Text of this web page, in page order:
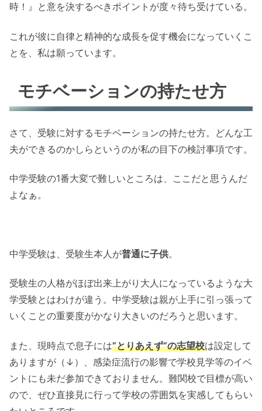
時！』と意を決するべきポイントが度々待ち受けている。
これが彼に自律と精神的な成長を促す機会になっていくこ
とを、私は願っています。
モチベーションの持たせ方
さて、受験に対するモチベーションの持たせ方。どんな工
夫ができるのかしらというのが私の目下の検討事項です。
中学受験の1番大変で難しいところは、ここだと思うんだ
よなぁ。
中学受験は、受験生本人が普通に子供。
受験生の人格がほぼ出来上がり大人になっているような大
学受験とはわけが違う。中学受験は親が上手に引っ張って
いくことの重要度がかなり大きいのだろうと思います。
また、現時点で息子には”とりあえず”の志望校は設定して
ありますが（↓）、感染症流行の影響で学校見学等のイベ
ントにも未だ参加できておりません。難関校で目標が高い
ので、ぜひ直接見に行って学校の雰囲気を実感してもらい